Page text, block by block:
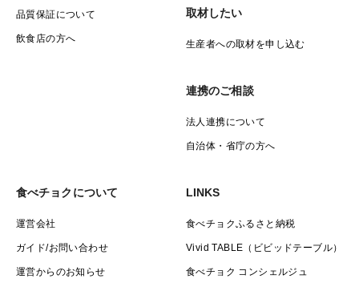
品質保証について
飲食店の方へ
取材したい
生産者への取材を申し込む
連携のご相談
法人連携について
自治体・省庁の方へ
食べチョクについて
運営会社
ガイド/お問い合わせ
運営からのお知らせ
LINKS
食べチョクふるさと納税
Vivid TABLE（ビビッドテーブル）
食べチョク コンシェルジュ